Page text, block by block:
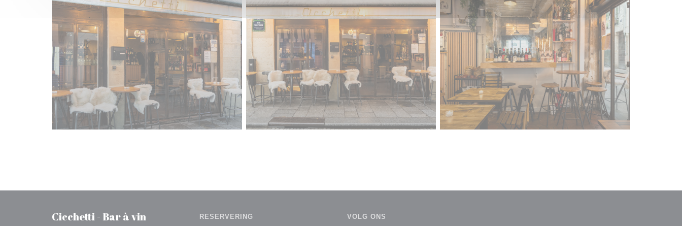
Cicchetti - Bar à vin RESERVERING VOLG ONS